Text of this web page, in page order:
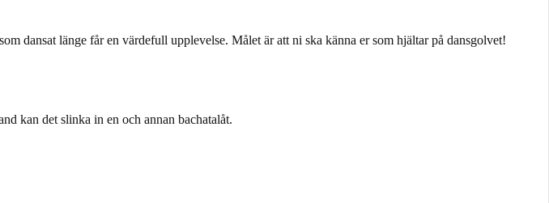
dansat länge får en värdefull upplevelse. Målet är att ni ska känna er som hjältar på dansgolvet!
kan det slinka in en och annan bachatalåt.